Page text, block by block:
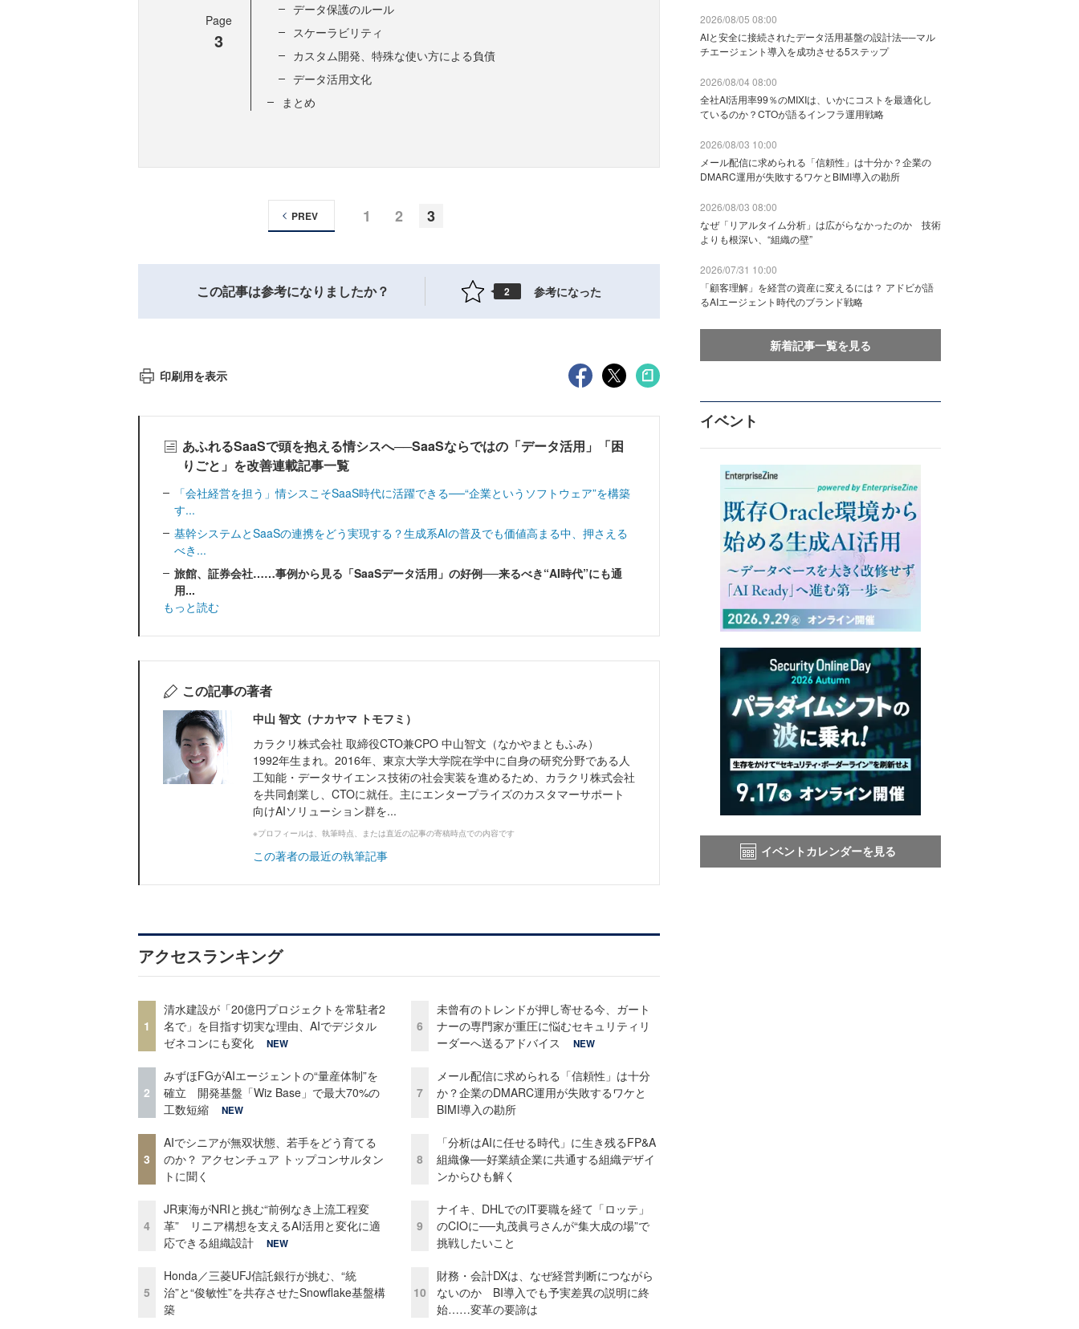
Page
3
データ保護のルール
スケーラビリティ
カスタム開発、特殊な使い方による負債
データ活用文化
まとめ
1 2 3
PREV
この記事は参考になりましたか？ 2 参考になった
印刷用を表示
あふれるSaaSで頭を抱える情シスへ──SaaSならではの「データ活用」「困
りごと」を改善連載記事一覧
「会社経営を担う」情シスこそSaaS時代に活躍できる──“企業というソフトウェア”を構築
す...
基幹システムとSaaSの連携をどう実現する？生成系AIの普及でも価値高まる中、押さえる
べき...
旅館、証券会社……事例から見る「SaaSデータ活用」の好例──来るべき“AI時代”にも通
用...
もっと読む
この記事の著者
中山 智文（ナカヤマ トモフミ）
カラクリ株式会社 取締役CTO兼CPO 中山智文（なかやまともふみ）
1992年生まれ。2016年、東京大学大学院在学中に自身の研究分野である人
工知能・データサイエンス技術の社会実装を進めるため、カラクリ株式会社
を共同創業し、CTOに就任。主にエンタープライズのカスタマーサポート
向けAIソリューション群を...
※プロフィールは、執筆時点、または直近の記事の寄稿時点での内容です
この著者の最近の執筆記事
アクセスランキング
1
清水建設が「20億円プロジェクトを常駐者2
名で」を目指す切実な理由、AIでデジタル
ゼネコンにも変化
NEW
2
みずほFGがAIエージェントの“量産体制”を
確立 開発基盤「Wiz Base」で最大70%の
工数短縮
NEW
3
AIでシニアが無双状態、若手をどう育てる
のか？ アクセンチュア トップコンサルタン
トに聞く
4
JR東海がNRIと挑む“前例なき上流工程変
革” リニア構想を支えるAI活用と変化に適
応できる組織設計
NEW
5
Honda／三菱UFJ信託銀行が挑む、“統
治”と“俊敏性”を共存させたSnowflake基盤構
築
6
未曾有のトレンドが押し寄せる今、ガート
ナーの専門家が重圧に悩むセキュリティリ
ーダーへ送るアドバイス
NEW
7
メール配信に求められる「信頼性」は十分
か？企業のDMARC運用が失敗するワケと
BIMI導入の勘所
8
「分析はAIに任せる時代」に生き残るFP&A
組織像──好業績企業に共通する組織デザイ
ンからひも解く
9
ナイキ、DHLでのIT要職を経て「ロッテ」
のCIOに──丸茂眞弓さんが“集大成の場”で
挑戦したいこと
10
財務・会計DXは、なぜ経営判断につながら
ないのか BI導入でも予実差異の説明に終
始……変革の要諦は
2026/08/05 08:00
AIと安全に接続されたデータ活用基盤の設計法──マル
チエージェント導入を成功させる5ステップ
2026/08/04 08:00
全社AI活用率99％のMIXIは、いかにコストを最適化し
ているのか？CTOが語るインフラ運用戦略
2026/08/03 10:00
メール配信に求められる「信頼性」は十分か？企業の
DMARC運用が失敗するワケとBIMI導入の勘所
2026/08/03 08:00
なぜ「リアルタイム分析」は広がらなかったのか 技術
よりも根深い、“組織の壁”
2026/07/31 10:00
「顧客理解」を経営の資産に変えるには？ アドビが語
るAIエージェント時代のブランド戦略
新着記事一覧を見る
イベント
イベントカレンダーを見る